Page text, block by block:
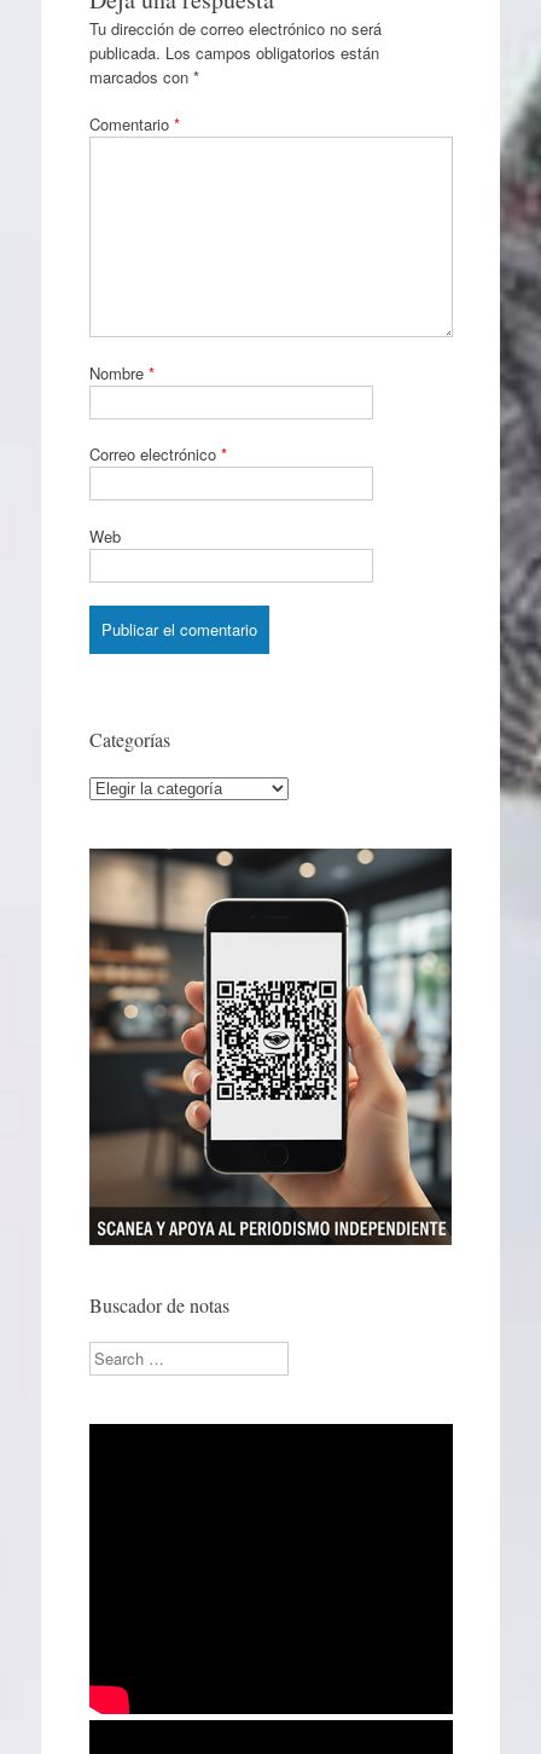
Tu dirección de correo electrónico no será
publicada. Los campos obligatorios están
marcados con *
Comentario *
Nombre *
Correo electrónico *
Web
Categorías
Categorías
Buscador de notas
Search